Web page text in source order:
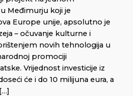
Međimurju koji je
Europe unije, apsolutno je
– očuvanje kulturne i
novih tehnologija u
promociji
Vrijednost investicije iz
će i do 10 milijuna eura, a